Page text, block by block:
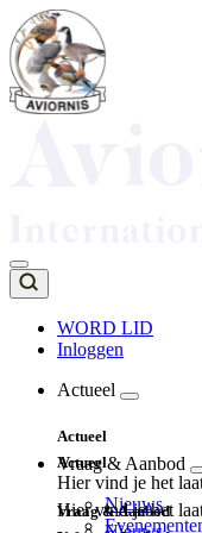
Overslaan
en
naar
de
inhoud
Top
navigation
WORD LID
Inloggen
navigation
Actueel
Actueel
Hier vind je het
Nieuws
Actueel
Hier vind je het
Vraag & Aanbod
Vraag & Aanbod